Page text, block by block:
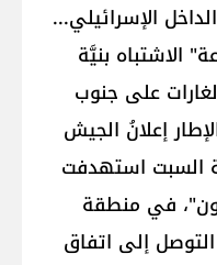
الإسرائيلي...
بنيَّة
على جنوب
إعلانُ الجيش
السبت استهدفت
في منطقة
التوصل إلى اتفاق